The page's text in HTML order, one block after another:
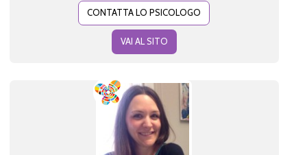
CONTATTA LO PSICOLOGO
VAI AL SITO